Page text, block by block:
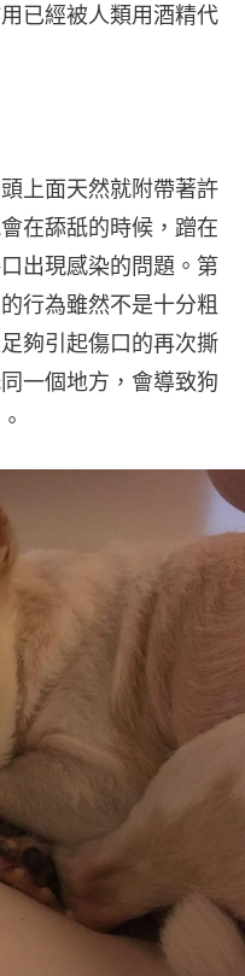
已經被人類用酒精代
上面天然就附帶著許
在舔舐的時候，蹭在
出現感染的問題。第
行為雖然不是十分粗
夠引起傷口的再次撕
一個地方，會導致狗